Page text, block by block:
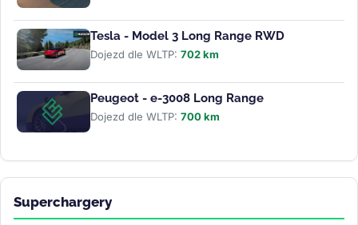
Tesla - Model 3 Long Range RWD
Dojezd dle WLTP: 702 km
Peugeot - e-3008 Long Range
Dojezd dle WLTP: 700 km
Superchargery